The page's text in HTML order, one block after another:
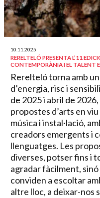
10.11.2025
RERELTELÓ PRESENTA L’11
CONTEMPORÀNIA I EL TALENT
Rerelteló torna amb
d’energia, risc i
de 2025 i abril de
propostes d’arts en
música i instal·lació,
creadors emergents i
llenguatges. Les
diverses, potser fins i
agradar fàcilment,
conviden a escoltar
altre lloc, a deixar-nos